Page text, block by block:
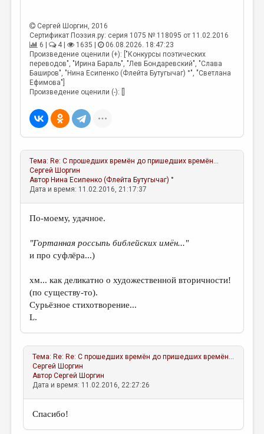
ЦИКЛЫ ПУБЛИКАЦИЙ
ТРЕДИАКОВСКИЙ
МЕДИА
ВКОНТАКТЕ
Сергей Шоргин, 2016
Сертификат Поэзия.ру: серия 1075 № 118095 от 11.02.2016
6 |
4 | 1635 |
06.08.2026. 18:47:23
Произведение оценили (+): ["Конкурсы поэтических
переводов", "Ирина Бараль", "Лев Бондаревский", "Слава
Баширов", "Нина Есипенко (Флейта Бутугычаг) °", "Светлана
Ефимова"]
Произведение оценили (-): []
Тема: Re: С прошедших времён до пришедших времён...
Сергей Шоргин
Автор Нина Есипенко (Флейта Бутугычаг) °
Дата и время: 11.02.2016, 21:17:37
По-моему, удачное.
"Гортанная россыпь библейских имён..."
и про суфлёра...)
хм... как деликатно о художественной вторичности!
(по существу-то).
Сурьёзное стихотворение...
L.
Тема: Re: Re: С прошедших времён до пришедших времён...
Сергей Шоргин
АвторСергей Шоргин
Дата и время: 11.02.2016, 22:27:26
Спасибо!